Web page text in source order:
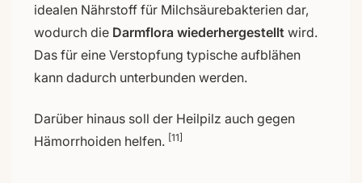
idealen Nährstoff für Milchsäurebakterien dar,
wodurch die Darmflora wiederhergestellt wird.
Das für eine Verstopfung typische aufblähen
kann dadurch unterbunden werden.
Darüber hinaus soll der Heilpilz auch gegen
Hämorrhoiden helfen. [11]